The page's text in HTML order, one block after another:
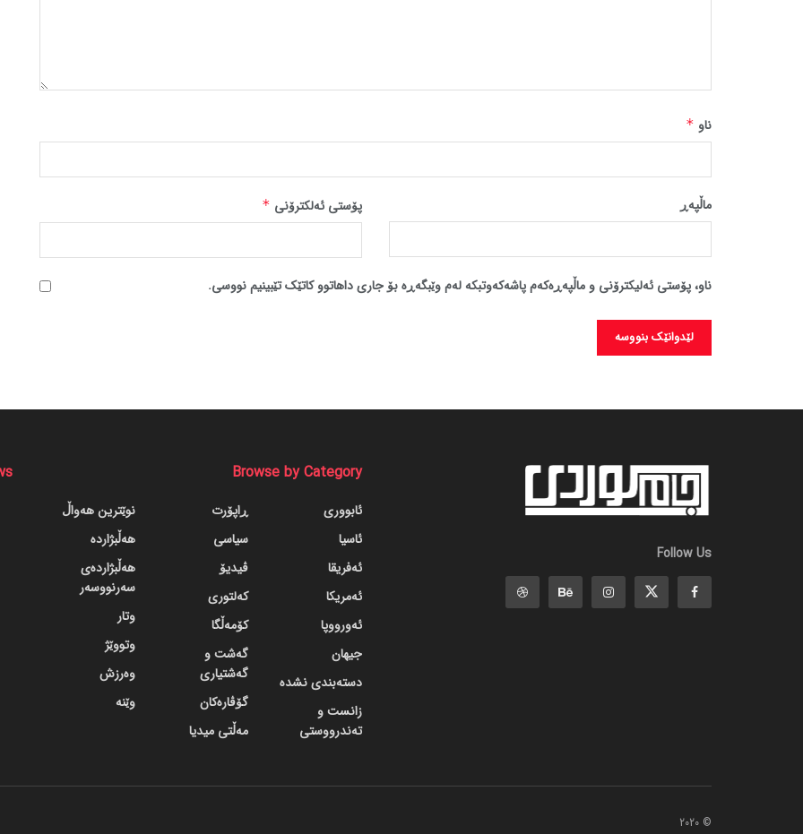
ناو *
پۆستی ئەلکترۆنی * ماڵپه‌ڕ
ناو، پۆستی ئەلیکترۆنی و ماڵپەڕەکەم پاشەکەوتبکە لەم وێبگەڕە بۆ جاری داهاتوو کاتێک تێبینیم نووسی.
Follow Us
Browse by Category
ئابووری
ئاسیا
ئەفریقا
ئەمریکا
ئەورووپا
جیهان
دسته‌بندی نشده
زانست و
تەندرووستی
ڕاپۆرت
سیاسی
ڤیدیۆ
کەلتوری
کۆمەڵگا
گه‌شت و
گه‌شتیاری
گۆڤاره‌کان
مەڵتی میدیا
نوێترین هەواڵ
هەڵبژاردە
هەڵبژاردەی
سەرنووسەر
وتار
وتووێژ
وەرزش
وێنە
© 2020